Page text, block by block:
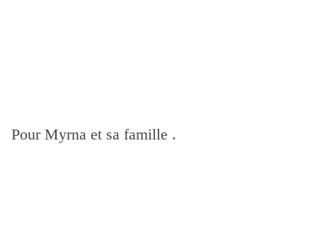
Pour Myrna et sa famille .